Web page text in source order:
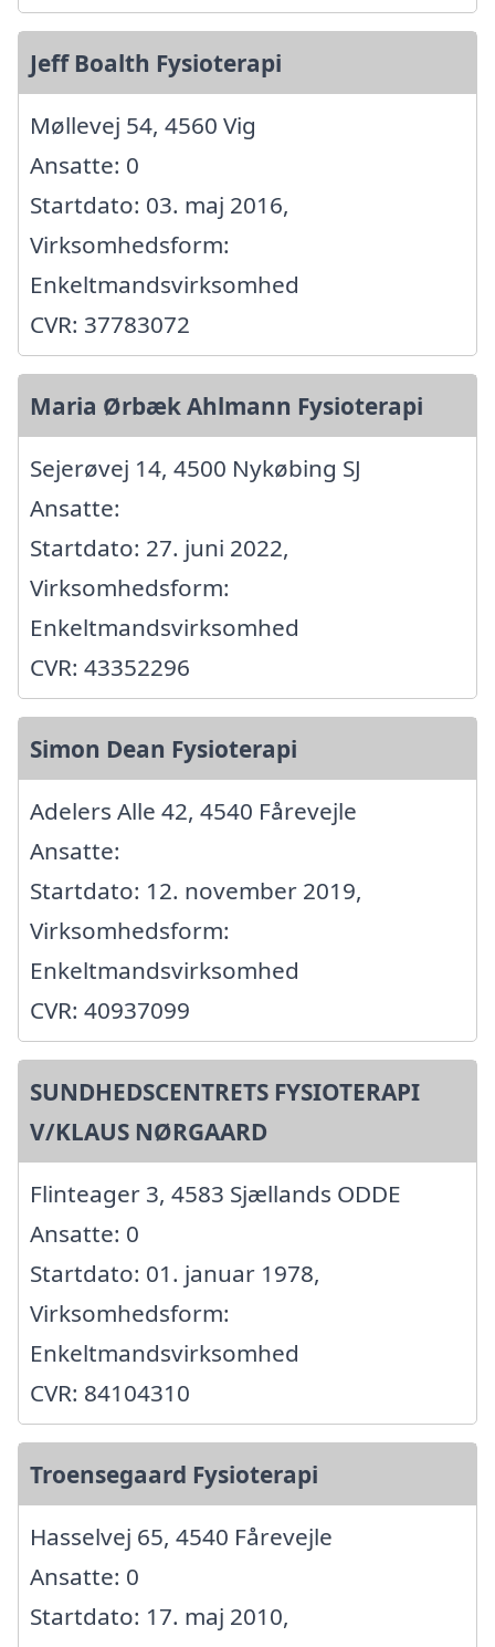
Jeff Boalth Fysioterapi
Møllevej 54, 4560 Vig
Ansatte: 0
Startdato: 03. maj 2016,
Virksomhedsform:
Enkeltmandsvirksomhed
CVR: 37783072
Maria Ørbæk Ahlmann Fysioterapi
Sejerøvej 14, 4500 Nykøbing SJ
Ansatte:
Startdato: 27. juni 2022,
Virksomhedsform:
Enkeltmandsvirksomhed
CVR: 43352296
Simon Dean Fysioterapi
Adelers Alle 42, 4540 Fårevejle
Ansatte:
Startdato: 12. november 2019,
Virksomhedsform:
Enkeltmandsvirksomhed
CVR: 40937099
SUNDHEDSCENTRETS FYSIOTERAPI
V/KLAUS NØRGAARD
Flinteager 3, 4583 Sjællands ODDE
Ansatte: 0
Startdato: 01. januar 1978,
Virksomhedsform:
Enkeltmandsvirksomhed
CVR: 84104310
Troensegaard Fysioterapi
Hasselvej 65, 4540 Fårevejle
Ansatte: 0
Startdato: 17. maj 2010,